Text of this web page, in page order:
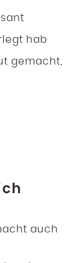
hab
gemacht,
auch